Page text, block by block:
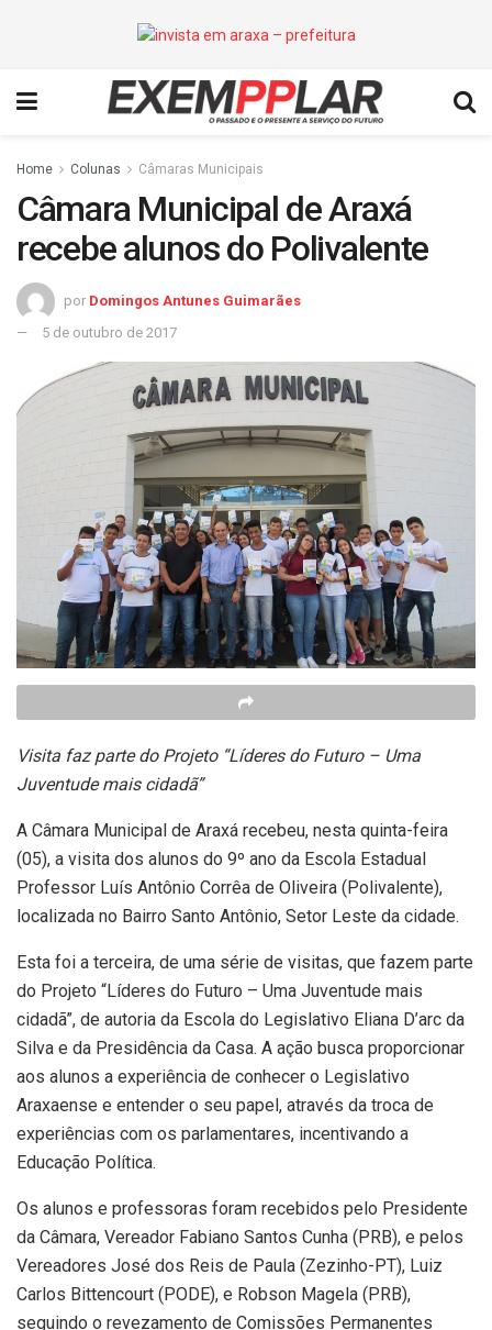
Home Colunas Câmaras Municipais
Câmara Municipal de Araxá
recebe alunos do Polivalente
por Domingos Antunes Guimarães
5 de outubro de 2017
Visita faz parte do Projeto “Líderes do Futuro – Uma
Juventude mais cidadã”
A Câmara Municipal de Araxá recebeu, nesta quinta-feira
(05), a visita dos alunos do 9º ano da Escola Estadual
Professor Luís Antônio Corrêa de Oliveira (Polivalente),
localizada no Bairro Santo Antônio, Setor Leste da cidade.
Esta foi a terceira, de uma série de visitas, que fazem parte
do Projeto “Líderes do Futuro – Uma Juventude mais
cidadã”, de autoria da Escola do Legislativo Eliana D’arc da
Silva e da Presidência da Casa. A ação busca proporcionar
aos alunos a experiência de conhecer o Legislativo
Araxaense e entender o seu papel, através da troca de
experiências com os parlamentares, incentivando a
Educação Política.
Os alunos e professoras foram recebidos pelo Presidente
da Câmara, Vereador Fabiano Santos Cunha (PRB), e pelos
Vereadores José dos Reis de Paula (Zezinho-PT), Luiz
Carlos Bittencourt (PODE), e Robson Magela (PRB),
seguindo o revezamento de Comissões Permanentes